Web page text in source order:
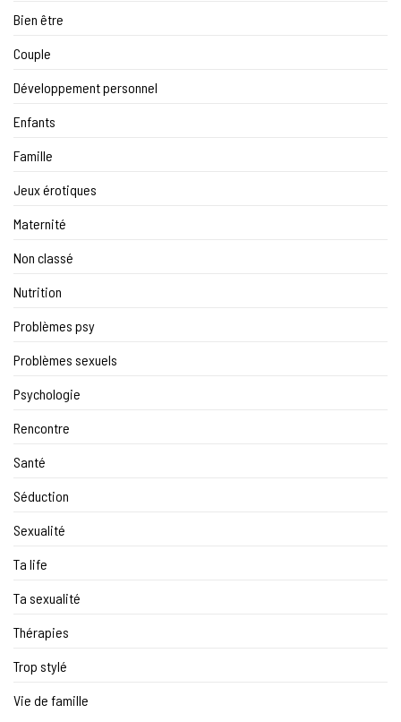
Bien être
Couple
Développement personnel
Enfants
Famille
Jeux érotiques
Maternité
Non classé
Nutrition
Problèmes psy
Problèmes sexuels
Psychologie
Rencontre
Santé
Séduction
Sexualité
Ta life
Ta sexualité
Thérapies
Trop stylé
Vie de famille